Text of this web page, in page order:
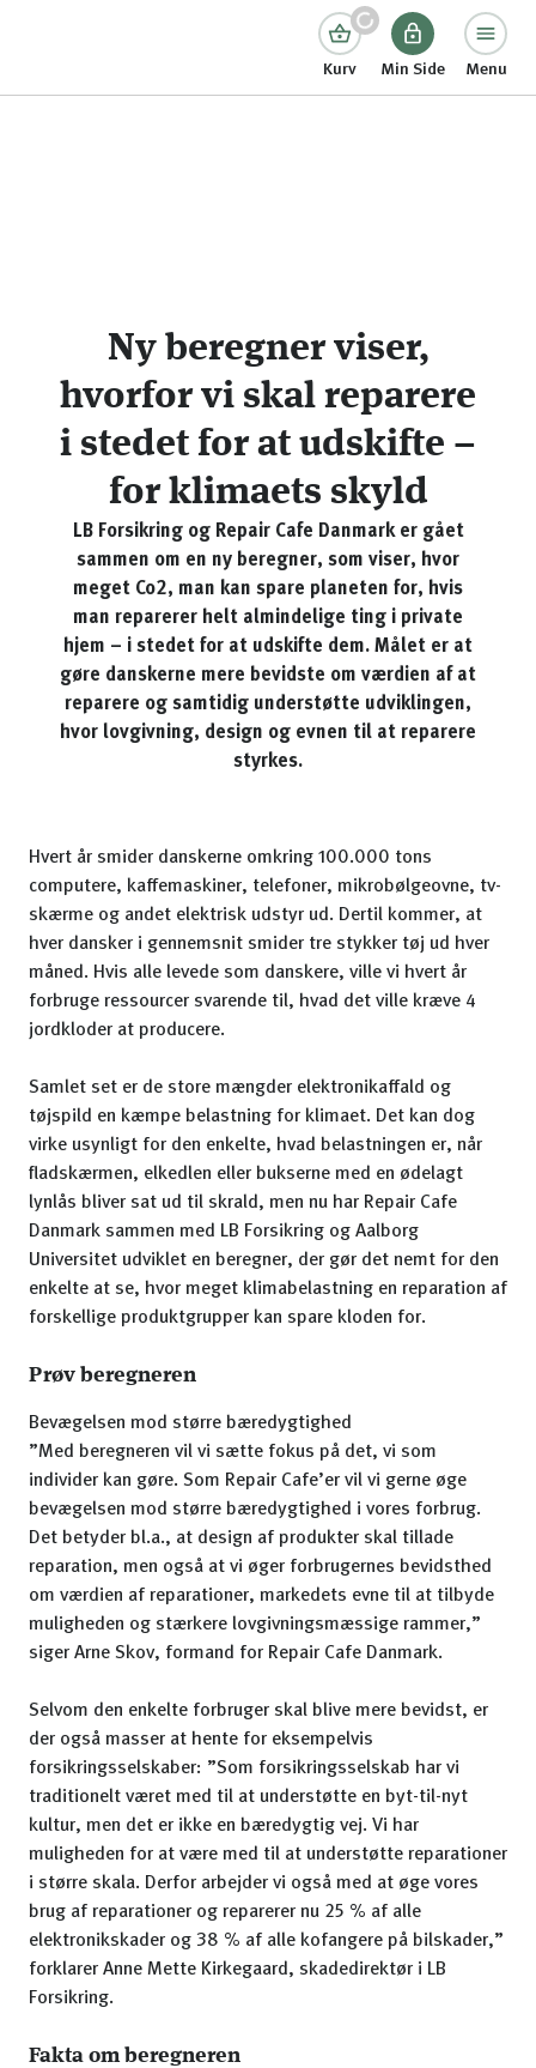
Kurv Min Side Menu
Ny beregner viser,
hvorfor vi skal reparere
i stedet for at udskifte –
for klimaets skyld
LB Forsikring og Repair Cafe Danmark er gået
sammen om en ny beregner, som viser, hvor
meget Co2, man kan spare planeten for, hvis
man reparerer helt almindelige ting i private
hjem – i stedet for at udskifte dem. Målet er at
gøre danskerne mere bevidste om værdien af at
reparere og samtidig understøtte udviklingen,
hvor lovgivning, design og evnen til at reparere
styrkes.
Hvert år smider danskerne omkring 100.000 tons
computere, kaffemaskiner, telefoner, mikrobølgeovne, tv-
skærme og andet elektrisk udstyr ud. Dertil kommer, at
hver dansker i gennemsnit smider tre stykker tøj ud hver
måned. Hvis alle levede som danskere, ville vi hvert år
forbruge ressourcer svarende til, hvad det ville kræve 4
jordkloder at producere.
Samlet set er de store mængder elektronikaffald og
tøjspild en kæmpe belastning for klimaet. Det kan dog
virke usynligt for den enkelte, hvad belastningen er, når
fladskærmen, elkedlen eller bukserne med en ødelagt
lynlås bliver sat ud til skrald, men nu har Repair Cafe
Danmark sammen med LB Forsikring og Aalborg
Universitet udviklet en beregner, der gør det nemt for den
enkelte at se, hvor meget klimabelastning en reparation af
forskellige produktgrupper kan spare kloden for.
Prøv beregneren
Bevægelsen mod større bæredygtighed
”Med beregneren vil vi sætte fokus på det, vi som
individer kan gøre. Som Repair Cafe’er vil vi gerne øge
bevægelsen mod større bæredygtighed i vores forbrug.
Det betyder bl.a., at design af produkter skal tillade
reparation, men også at vi øger forbrugernes bevidsthed
om værdien af reparationer, markedets evne til at tilbyde
muligheden og stærkere lovgivningsmæssige rammer,”
siger Arne Skov, formand for Repair Cafe Danmark.
Selvom den enkelte forbruger skal blive mere bevidst, er
der også masser at hente for eksempelvis
forsikringsselskaber: ”Som forsikringsselskab har vi
traditionelt været med til at understøtte en byt-til-nyt
kultur, men det er ikke en bæredygtig vej. Vi har
muligheden for at være med til at understøtte reparationer
i større skala. Derfor arbejder vi også med at øge vores
brug af reparationer og reparerer nu 25 % af alle
elektronikskader og 38 % af alle kofangere på bilskader,”
forklarer Anne Mette Kirkegaard, skadedirektør i LB
Forsikring.
Fakta om beregneren